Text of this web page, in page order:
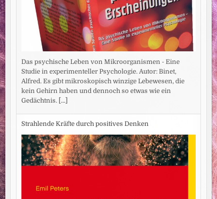
Das psychische Leben von Mikroorganismen - Eine
Studie in experimenteller Psychologie. Autor: Binet,
Alfred. Es gibt mikroskopisch winzige Lebewesen, die
kein Gehirn haben und dennoch so etwas wie ein
Gedächtnis. [...]
Strahlende Kräfte durch positives Denken